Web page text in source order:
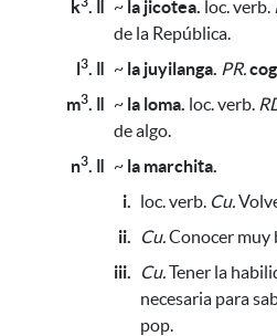
k . ǁ ~ la jicotea. loc. verb.
de la República.
l3. ǁ ~ la juyilanga. PR.
m3. ǁ ~ la loma. loc. verb.
de algo.
n3. ǁ ~ la marchita.
i. loc. verb. Cu.
ii.
Cu.Conocer muy
iii.
Cu.Tener la
necesaria para
pop.